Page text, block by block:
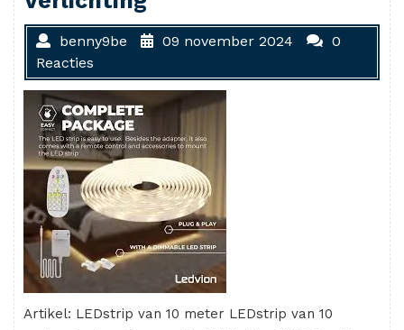
benny9be 09 november 2024
0
Reacties
Artikel: LEDstrip van 10 meter LEDstrip van 10